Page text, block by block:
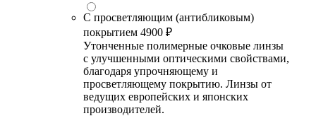
С просветляющим (антибликовым)
покрытием 4900 ₽
Утонченные полимерные очковые линзы
с улучшенными оптическими свойствами,
благодаря упрочняющему и
просветляющему покрытию. Линзы от
ведущих европейских и японских
производителей.